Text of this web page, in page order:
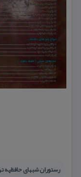
رستوران شبهای حافظیه